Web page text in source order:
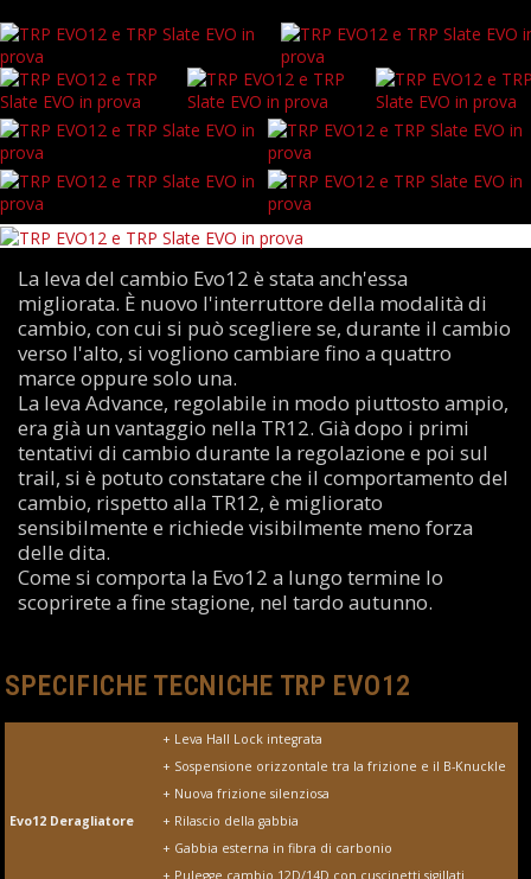
La leva del cambio Evo12 è stata anch'essa
migliorata. È nuovo l'interruttore della modalità di
cambio, con cui si può scegliere se, durante il cambio
verso l'alto, si vogliono cambiare fino a quattro
marce oppure solo una.
La leva Advance, regolabile in modo piuttosto ampio,
era già un vantaggio nella TR12. Già dopo i primi
tentativi di cambio durante la regolazione e poi sul
trail, si è potuto constatare che il comportamento del
cambio, rispetto alla TR12, è migliorato
sensibilmente e richiede visibilmente meno forza
delle dita.
Come si comporta la Evo12 a lungo termine lo
scoprirete a fine stagione, nel tardo autunno.
SPECIFICHE TECNICHE TRP EVO12
Evo12 Deragliatore
+ Leva Hall Lock integrata
+ Sospensione orizzontale tra la frizione e il B-Knuckle
+ Nuova frizione silenziosa
+ Rilascio della gabbia
+ Gabbia esterna in fibra di carbonio